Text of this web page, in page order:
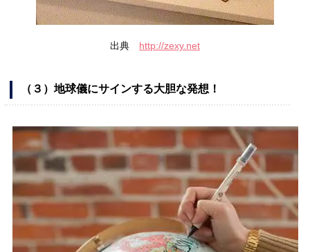
出典 http://zexy.net
（３）地球儀にサインする大胆な発想！